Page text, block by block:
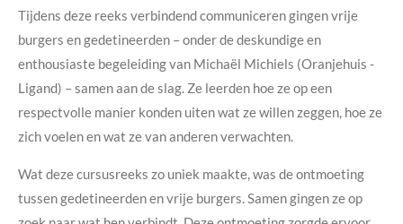
Tijdens deze reeks verbindend communiceren gingen vrije
burgers en gedetineerden – onder de deskundige en
enthousiaste begeleiding van Michaël Michiels (Oranjehuis -
Ligand) – samen aan de slag. Ze leerden hoe ze op een
respectvolle manier konden uiten wat ze willen zeggen, hoe ze
zich voelen en wat ze van anderen verwachten.
Wat deze cursusreeks zo uniek maakte, was de ontmoeting
tussen gedetineerden en vrije burgers. Samen gingen ze op